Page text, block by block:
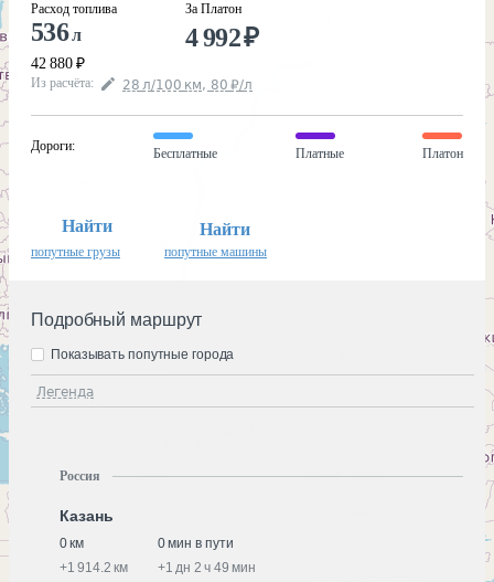
Расход топлива
536л
42 880 ₽
За Платон
4 992₽
Из расчёта: 28 л/100 км, 80 ₽/л
Дороги:
Бесплатные Платные Платон
Найти
попутные грузы
Найти
попутные машины
Подробный маршрут
Легенда
Показывать попутные города
Россия
Казань
0 км
0 мин в пути
+1 914.2 км +1 дн 2 ч 49 мин